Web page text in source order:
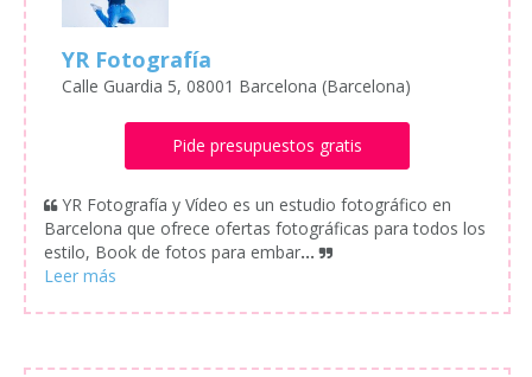
YR Fotografía
Calle Guardia 5, 08001 Barcelona (Barcelona)
Pide presupuestos gratis
YR Fotografía y Vídeo es un estudio fotográfico en
Barcelona que ofrece ofertas fotográficas para todos los
estilo, Book de fotos para embar...